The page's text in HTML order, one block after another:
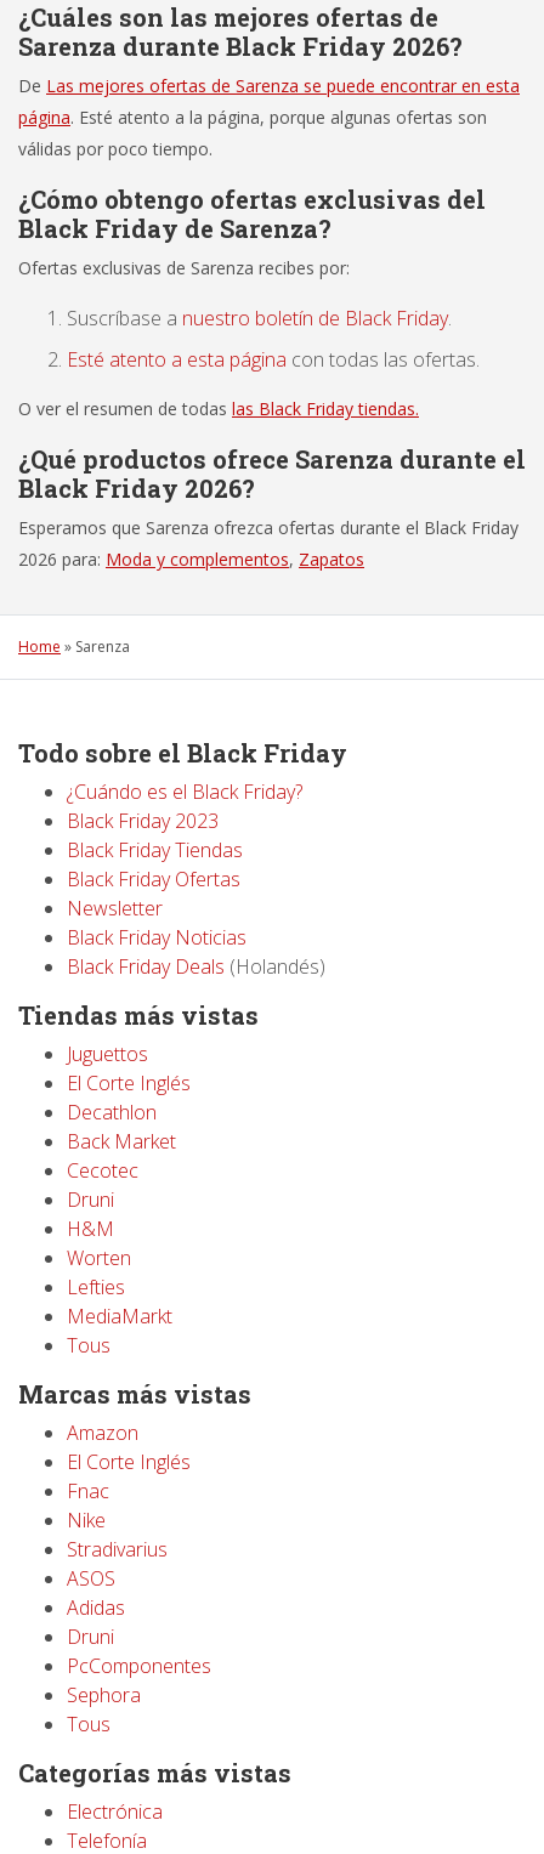
¿Cuáles son las mejores ofertas de
Sarenza durante Black Friday 2026?
De Las mejores ofertas de Sarenza se puede encontrar en esta
página. Esté atento a la página, porque algunas ofertas son
válidas por poco tiempo.
¿Cómo obtengo ofertas exclusivas del
Black Friday de Sarenza?
Ofertas exclusivas de Sarenza recibes por:
Suscríbase a nuestro boletín de Black Friday.
Esté atento a esta página con todas las ofertas.
O ver el resumen de todas las Black Friday tiendas.
¿Qué productos ofrece Sarenza durante el
Black Friday 2026?
Esperamos que Sarenza ofrezca ofertas durante el Black Friday
2026 para: Moda y complementos, Zapatos
Home » Sarenza
Todo sobre el Black Friday
¿Cuándo es el Black Friday?
Black Friday 2023
Black Friday Tiendas
Black Friday Ofertas
Newsletter
Black Friday Noticias
Black Friday Deals (Holandés)
Tiendas más vistas
Juguettos
El Corte Inglés
Decathlon
Back Market
Cecotec
Druni
H&M
Worten
Lefties
MediaMarkt
Tous
Marcas más vistas
Amazon
El Corte Inglés
Fnac
Nike
Stradivarius
ASOS
Adidas
Druni
PcComponentes
Sephora
Tous
Categorías más vistas
Electrónica
Telefonía